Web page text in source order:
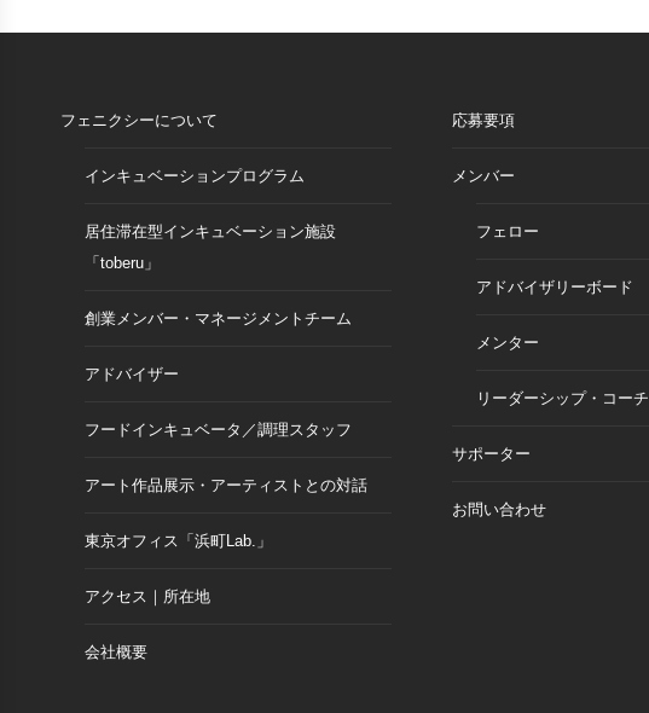
フェニクシーについて
インキュベーションプログラム
居住滞在型インキュベーション施設
「toberu」
創業メンバー・マネージメントチーム
アドバイザー
フードインキュベータ／調理スタッフ
アート作品展示・アーティストとの対話
東京オフィス「浜町Lab.」
アクセス｜所在地
会社概要
応募要項
メンバー
フェロー
アドバイザリーボード
メンター
リーダーシップ・コーチ
サポーター
お問い合わせ